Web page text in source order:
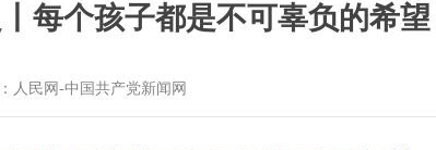
每个孩子都是不可辜负的希望
人民网-中国共产党新闻网